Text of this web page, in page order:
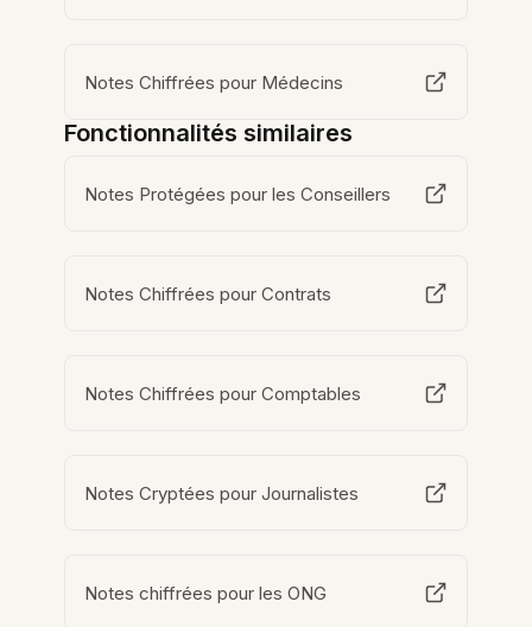
Notes Chiffrées pour Médecins
Fonctionnalités similaires
Notes Protégées pour les Conseillers
Notes Chiffrées pour Contrats
Notes Chiffrées pour Comptables
Notes Cryptées pour Journalistes
Notes chiffrées pour les ONG